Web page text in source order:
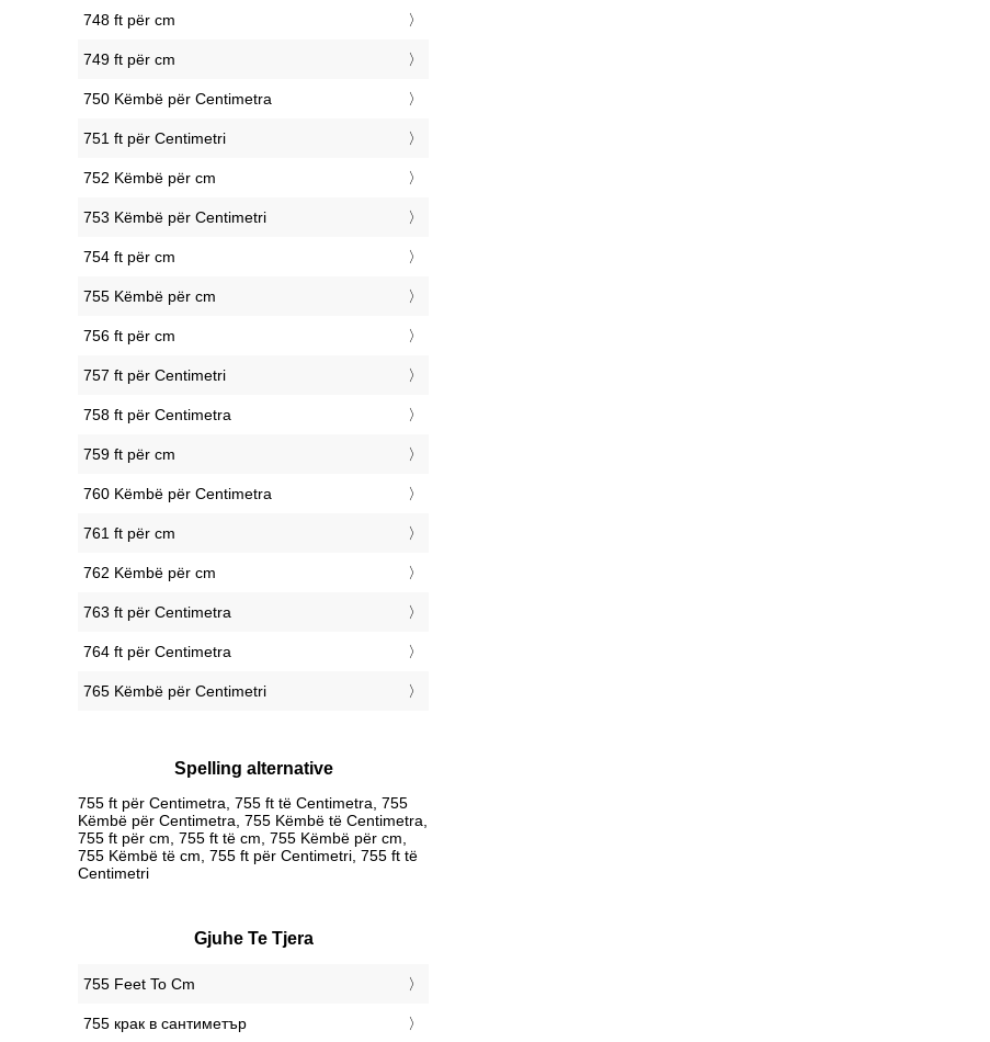
748 ft për cm
749 ft për cm
750 Këmbë për Centimetra
751 ft për Centimetri
752 Këmbë për cm
753 Këmbë për Centimetri
754 ft për cm
755 Këmbë për cm
756 ft për cm
757 ft për Centimetri
758 ft për Centimetra
759 ft për cm
760 Këmbë për Centimetra
761 ft për cm
762 Këmbë për cm
763 ft për Centimetra
764 ft për Centimetra
765 Këmbë për Centimetri
Spelling alternative
755 ft për Centimetra, 755 ft të Centimetra, 755
Këmbë për Centimetra, 755 Këmbë të Centimetra,
755 ft për cm, 755 ft të cm, 755 Këmbë për cm,
755 Këmbë të cm, 755 ft për Centimetri, 755 ft të
Centimetri
Gjuhe Te Tjera
‎755 Feet To Cm
‎755 крак в сантиметър